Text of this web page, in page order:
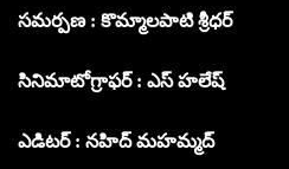
సమర్పణ : కొమ్మాలపాటి శ్రీధర్
సినిమాటోగ్రాఫర్ : ఎస్ హలేష్
ఎడిటర్ : నహిద్ మహమ్మద్